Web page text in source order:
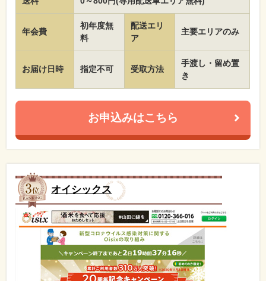
年会費
初年度無
料
配送エリ
ア
主要エリアのみ
お届け日時 指定不可 受取方法
手渡し・留め置
き
お申込みはこちら
オイシックス